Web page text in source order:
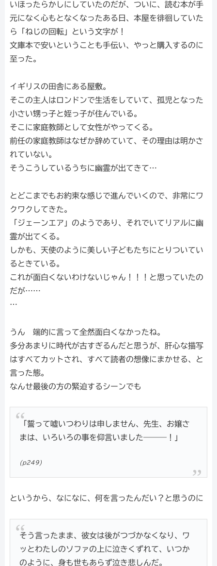
いほったらかしにしていたのだが、ついに、読む本が手
元になく心もとなくなったある日、本屋を徘徊していた
ら「ねじの回転」という文字が！
文庫本で安いということも手伝い、やっと購入するのに
至った。
イギリスの田舎にある屋敷。
そこの主人はロンドンで生活をしていて、孤児となった
小さい甥っ子と姪っ子が住んでいる。
そこに家庭教師として女性がやってくる。
前任の家庭教師はなぜか辞めていて、その理由は明かさ
れていない。
そうこうしているうちに幽霊が出てきて…
とどこまでもお約束な感じで進んでいくので、非常にワ
クワクしてきた。
「ジェーンエア」のようであり、それでいてリアルに幽
霊が出てくる。
しかも、天使のように美しい子どもたちにとりついてい
るときている。
これが面白くないわけないじゃん！！！と思っていたの
だが……
…
うん 端的に言って全然面白くなかったね。
多分あまりに時代が古すぎるんだと思うが、肝心な描写
はすべてカットされ、すべて読者の想像にまかせる、と
言った態。
なんせ最後の方の緊迫するシーンでも
「誓って嘘いつわりは申しません、先生、お嬢さ
まは、いろいろの事を仰言いました―――！」
(p249)
というから、なになに、何を言ったんだい？と思うのに
そう言ったまま、彼女は後がつづかなくなり、ワ
ッとわたしのソファの上に泣きくずれて、いつか
のように、身も世もあらず泣き悲しんだ。